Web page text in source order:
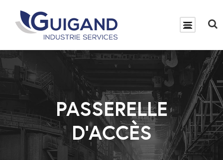
PASSERELLE
D’ACCÈS